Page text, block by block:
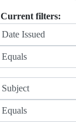
Current filters: